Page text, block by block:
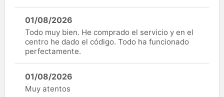
01/08/2026
Todo muy bien. He comprado el servicio y en el
centro he dado el código. Todo ha funcionado
perfectamente.
01/08/2026
Muy atentos